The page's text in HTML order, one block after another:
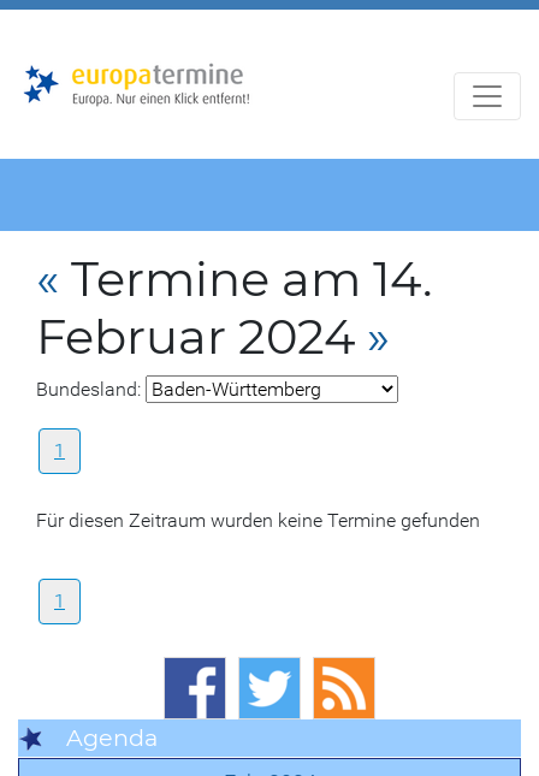
« Termine am 14.
Februar 2024 »
Bundesland:
1
Für diesen Zeitraum wurden keine Termine gefunden
1
Agenda